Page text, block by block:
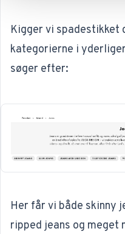
Kigger vi spadestikket
kategorierne i
søger efter:
Her får vi både skinny
ripped jeans og meget